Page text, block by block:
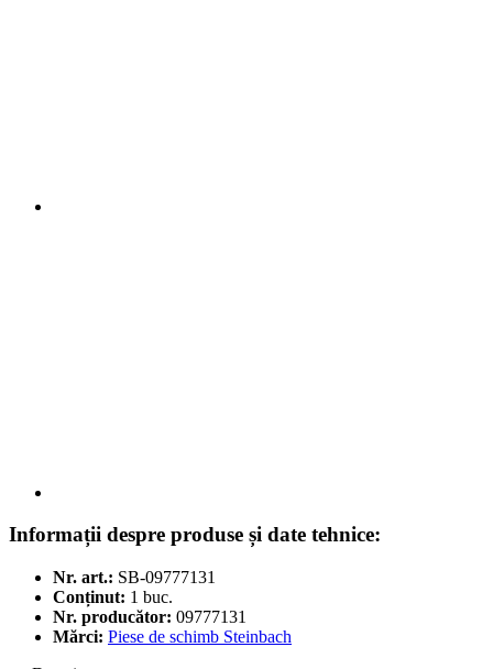
Informații despre produse și date tehnice:
Nr. art.: SB-09777131
Conținut: 1 buc.
Nr. producător: 09777131
Mărci: Piese de schimb Steinbach